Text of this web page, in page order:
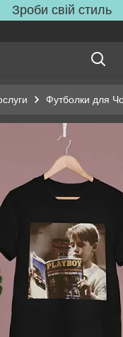
Зроби свій стиль
Футболки для